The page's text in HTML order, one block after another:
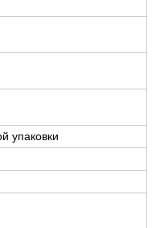
упаковки